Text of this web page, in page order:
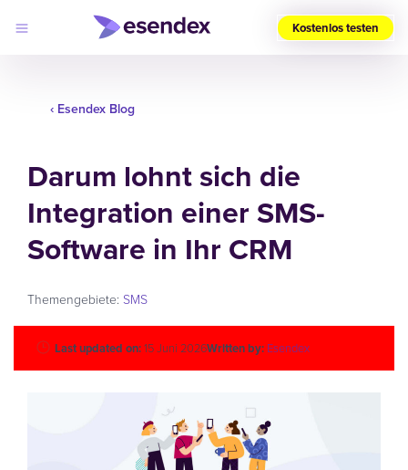
Produkte
Lösungen
Developers
Preise
Warum
Log
in
Kostenlos testen
‹ Esendex Blog
Darum lohnt sich die
Integration einer SMS-
Software in Ihr CRM
Themengebiete: SMS
Last updated on:15 Juni 2026Written by: Esendex